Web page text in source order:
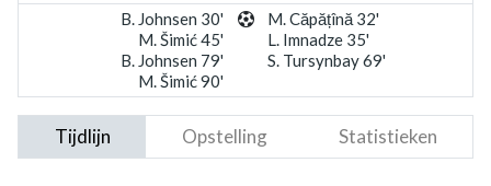
B. Johnsen 30'
M. Šimić 45'
B. Johnsen 79'
M. Šimić 90'
M. Căpățînă 32'
L. Imnadze 35'
S. Tursynbay 69'
Tijdlijn Opstelling Statistieken